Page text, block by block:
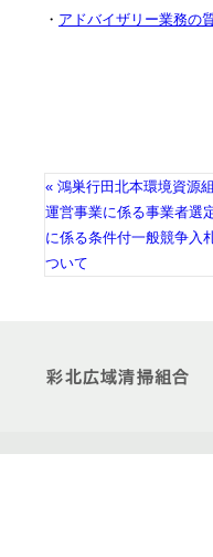
・ アドバイザリー業務の
« 鴻巣行田北本環境資源
運営事業に係る事業者選
に係る条件付一般競争入
ついて